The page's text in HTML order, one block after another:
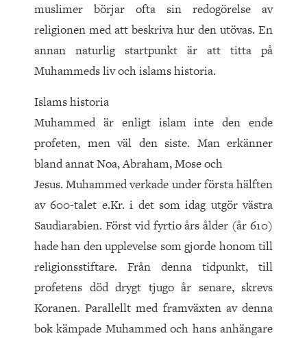
muslimer börjar ofta sin redogörelse av
religionen med att beskriva hur den utövas. En
annan naturlig startpunkt är att titta på
Muhammeds liv och islams historia.
Islams historia
Muhammed är enligt islam inte den ende
profeten, men väl den siste. Man erkänner
bland annat Noa, Abraham, Mose och
Jesus. Muhammed verkade under första hälften
av 600-talet e.Kr. i det som idag utgör västra
Saudiarabien. Först vid fyrtio års ålder (år 610)
hade han den upplevelse som gjorde honom till
religionsstiftare. Från denna tidpunkt, till
profetens död drygt tjugo år senare, skrevs
Koranen. Parallellt med framväxten av denna
bok kämpade Muhammed och hans anhängare